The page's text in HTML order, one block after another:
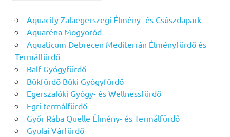
Aquacity Zalaegerszegi Élmény- és Csúszdapark
Aquaréna Mogyoród
Aquaticum Debrecen Mediterrán Élményfürdő és
Termálfürdő
Balf Gyógyfürdő
Bükfürdő Büki Gyógyfürdő
Egerszalóki Gyógy- és Wellnessfürdő
Egri termálfürdő
Győr Rába Quelle Élmény- és Termálfürdő
Gyulai Várfürdő